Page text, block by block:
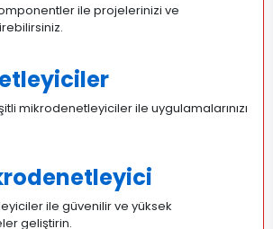
ile projelerinizi ve
mikrodenetleyiciler ile uygulamalarınızı
ile güvenilir ve yüksek
geliştirin.